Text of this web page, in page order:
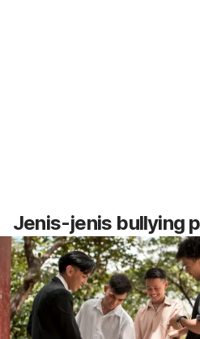
Jenis-jenis bullying